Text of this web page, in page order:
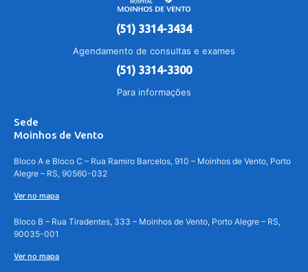
(51) 3314-3434
Agendamento de consultas e exames
(51) 3314-3300
Para informações
Sede
Moinhos de Vento
Bloco A e Bloco C – Rua Ramiro Barcelos, 910 – Moinhos de Vento, Porto
Alegre – RS, 90560-032
Ver no mapa
Bloco B – Rua Tiradentes, 333 – Moinhos de Vento, Porto Alegre – RS,
90035-001
Ver no mapa